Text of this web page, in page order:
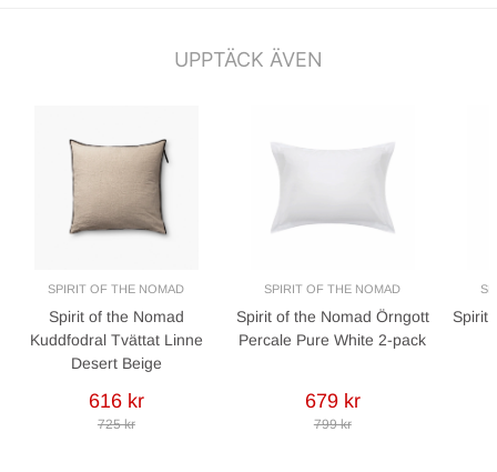
UPPTÄCK ÄVEN
SPIRIT OF THE NOMAD
Spirit of the Nomad
Kuddfodral Tvättat Linne
Desert Beige
616 kr
725 kr
SPIRIT OF THE NOMAD
Spirit of the Nomad Örngott
Percale Pure White 2-pack
679 kr
799 kr
Spirit